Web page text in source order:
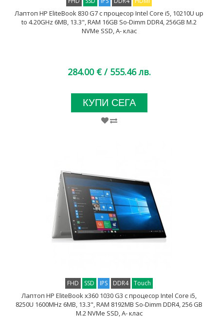
Лаптоп HP EliteBook 830 G7 с процесор Intel Core i5, 10210U up
to 4.20GHz 6MB, 13.3", RAM 16GB So-Dimm DDR4, 256GB M.2
NVMe SSD, A- клас
284.00 € / 555.46 лв.
КУПИ СЕГА
FHD SSD IPS DDR4 Touch
Лаптоп HP EliteBook x360 1030 G3 с процесор Intel Core i5,
8250U 1600MHz 6MB, 13.3", RAM 8192MB So-Dimm DDR4, 256 GB
M.2 NVMe SSD, A- клас